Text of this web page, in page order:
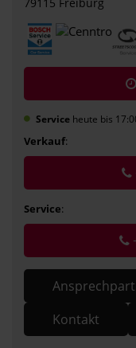
79115 Freiburg
Serviceheute bis
Verkauf:
Service:
Kontakt